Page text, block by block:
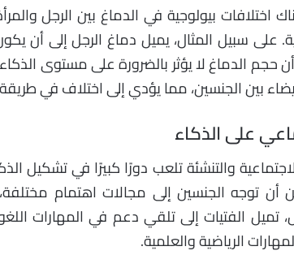
اختلافات بيولوجية في الدماغ بين الرجل
على سبيل المثال، يميل دماغ الرجل إلى أن
حجم الدماغ لا يؤثر بالضرورة على مستوى
بين الجنسين، مما يؤدي إلى اختلاف في
على الذكاء
والتنشئة تلعب دورًا كبيرًا في تشكيل
أن توجه الجنسين إلى مجالات اهتمام
الفتيات إلى تلقي دعم في المهارات
الرياضية والعلمية.